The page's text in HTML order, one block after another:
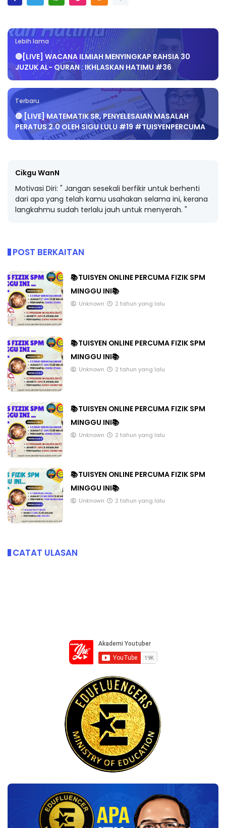
Lebih lama
🔴[LIVE] WACANA ILMIAH MENYINGKAP RAHSIA 30
JUZUK AL- QURAN : IKHLASKAN HATIMU #36
Terbaru
🔴 [LIVE] MATEMATIK SR, PENYELESAIAN MASALAH
PERATUS 2.0 OLEH SIGU LULU #19 #TUISYENPERCUMA
Cikgu WanN
Motivasi Diri: " Jangan sesekali berfikir untuk berhenti
dari apa yang telah kamu usahakan selama ini, kerana
langkahmu sudah terlalu jauh untuk menyerah. "
POST BERKAITAN
📚TUISYEN ONLINE PERCUMA FIZIK SPM
MINGGU INI📚
Unknown 2 tahun yang lalu
📚TUISYEN ONLINE PERCUMA FIZIK SPM
MINGGU INI📚
Unknown 2 tahun yang lalu
📚TUISYEN ONLINE PERCUMA FIZIK SPM
MINGGU INI📚
Unknown 2 tahun yang lalu
📚TUISYEN ONLINE PERCUMA FIZIK SPM
MINGGU INI📚
Unknown 2 tahun yang lalu
CATAT ULASAN